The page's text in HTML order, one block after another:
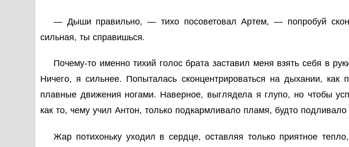
— Дыши правильно, — тихо посоветовал Артем, — попробуй
сильная, ты справишься.
Почему-то именно тихий голос брата заставил меня взять себя в
Ничего, я сильнее. Попыталась сконцентрироваться на дыхании,
плавные движения ногами. Наверное, выглядела я глупо, но чтобы
как то, чему учил Антон, только подкармливало пламя, будто
Жар потихоньку уходил в сердце, оставляя только приятное